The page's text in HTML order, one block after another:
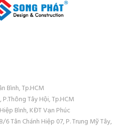
Bình, Tp.HCM
Tây Hội, Tp.HCM
Bình, KĐT Vạn Phúc
Tân Chánh Hiệp 07, P. Trung Mỹ Tây,